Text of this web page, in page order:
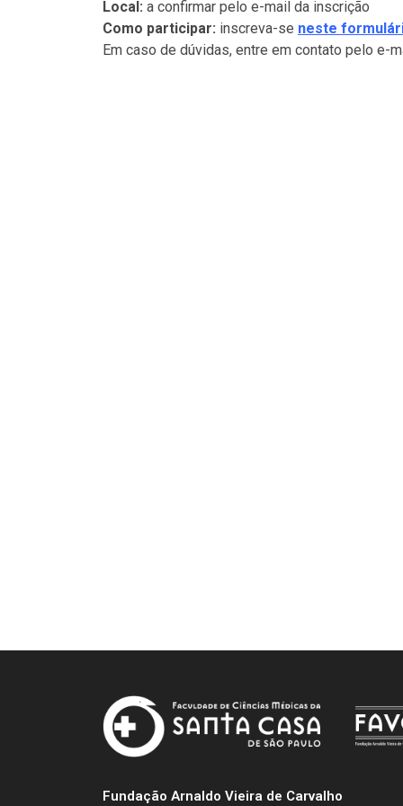
Local: a confirmar pelo e-mail da inscrição
Como participar: inscreva-se neste
Em caso de dúvidas, entre em contato pelo e-
Fundação Arnaldo Vieira de Carvalho